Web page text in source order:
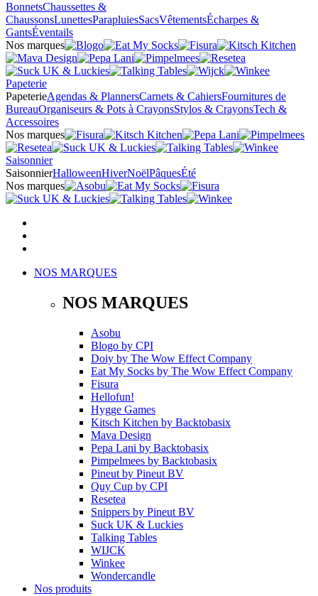
BonnetsChaussettes &
ChaussonsLunettesParapluiesSacsVêtementsÉcharpes &
GantsÉventails
Nos marques
Papeterie
PapeterieAgendas & PlannersCarnets & CahiersFournitures de
BureauOrganiseurs & Pots à CrayonsStylos & CrayonsTech &
Accessoires
Nos marques
Saisonnier
SaisonnierHalloweenHiverNoëlPâquesÉté
Nos marques
NOS MARQUES
NOS MARQUES
Asobu
Blogo by CPI
Doiy by The Wow Effect Company
Eat My Socks by The Wow Effect Company
Fisura
Hellofun!
Hygge Games
Kitsch Kitchen by Backtobasix
Mava Design
Pepa Lani by Backtobasix
Pimpelmees by Backtobasix
Pineut by Pineut BV
Quy Cup by CPI
Resetea
Snippers by Pineut BV
Suck UK & Luckies
Talking Tables
WIJCK
Winkee
Wondercandle
Nos produits